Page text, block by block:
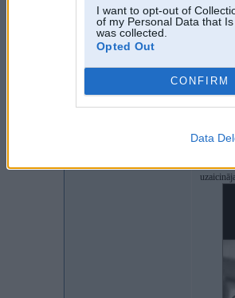
I want to opt-out of
of my Personal Data that
was collected.
Opted Out
CONFIRM
Data
Rīga
Braucu ar:nekrāsotu BMW :(
Tur
nē nu